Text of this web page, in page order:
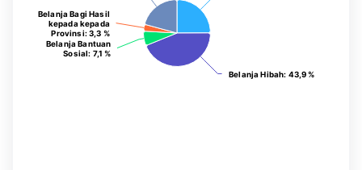
Belanja Hibah: 43,9 %
Belanja Hibah: 43,9 %
Belanja Bantuan
Sosial : 7,1 %
Belanja Bantuan
Sosial : 7,1 %
Belanja Bagi Hasil
kepada kepada
Provinsi: 3,3 %
Belanja Bagi Hasil
kepada kepada
Provinsi: 3,3 %